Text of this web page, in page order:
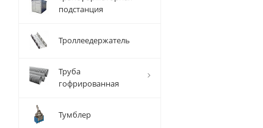
подстанция
Троллеедержатель
Труба
гофрированная
Тумблер